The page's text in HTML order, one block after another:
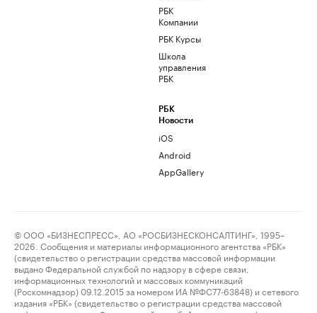
РБК
Компании
РБК Курсы
Школа
управления
РБК
РБК
Новости
iOS
Android
AppGallery
© ООО «БИЗНЕСПРЕСС», АО «РОСБИЗНЕСКОНСАЛТИНГ», 1995–
2026. Сообщения и материалы информационного агентства «РБК»
(свидетельство о регистрации средства массовой информации
выдано Федеральной службой по надзору в сфере связи,
информационных технологий и массовых коммуникаций
(Роскомнадзор) 09.12.2015 за номером ИА №ФС77-63848) и сетевого
издания «РБК» (свидетельство о регистрации средства массовой